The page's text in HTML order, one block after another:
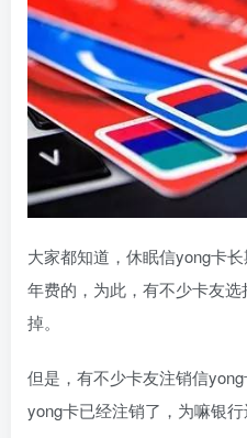
大家都知道，休眠信yong卡
年费的，为此，有不少卡友
掉。
但是，有不少卡友注销信
yong卡已经注销了，为嘛银